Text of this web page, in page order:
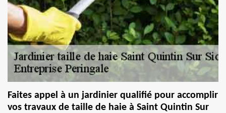
Faites appel à un jardinier qualifié pour accomplir
vos travaux de taille de haie à Saint Quintin Sur